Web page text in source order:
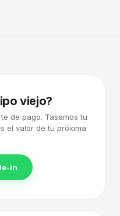
viejo?
de pago. Tasamos tu
el valor de tu próxima
in